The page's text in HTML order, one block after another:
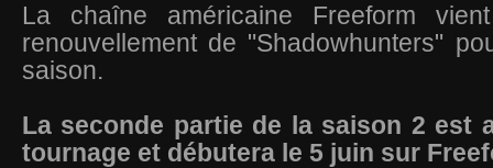
La chaîne américaine Freeform
renouvellement de "Shadowhunters"
saison.
La seconde partie de la saison 2 est
tournage et débutera le 5 juin sur